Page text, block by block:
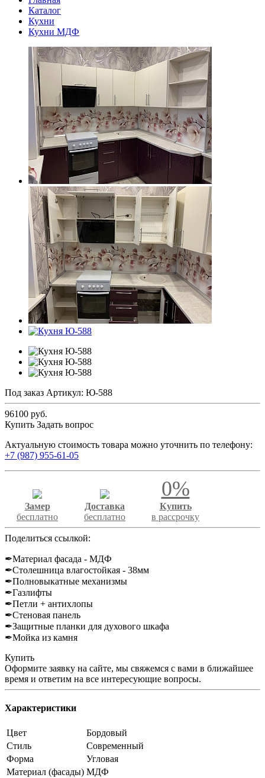
Каталог
Кухни
Кухни МДФ
Под заказ Артикул: Ю-588
96100 руб.
Купить Задать вопрос
Актуальную стоимость товара можно уточнить по телефону:
+7 (987) 955-61-05
Замер
бесплатно
Доставка
бесплатно
0%
Купить
в рассрочку
Поделиться ссылкой:
✒Материал фасада - МДФ
✒Столешница влагостойкая - 38мм
✒Полновыкатные механизмы
✒Газлифты
✒Петли + антихлопы
✒Стеновая панель
✒Защитные планки для духового шкафа
✒Мойка из камня
Купить
Оформите заявку на сайте, мы свяжемся с вами в ближайшее
время и ответим на все интересующие вопросы.
Характеристики
Цвет
Бордовый
Стиль
Современный
Форма
Угловая
Материал (фасады) МДФ